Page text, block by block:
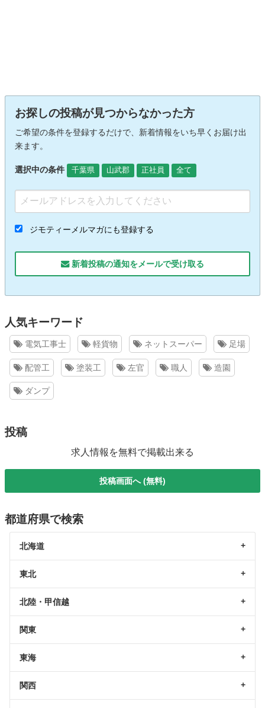
お探しの投稿が見つからなかった方
ご希望の条件を登録するだけで、新着情報をいち早くお届け出
来ます。
選択中の条件 千葉県 山武郡 正社員 全て
ジモティーメルマガにも登録する
新着投稿の通知をメールで受け取る
人気キーワード
電気工事士 軽貨物 ネットスーパー 足場
配管工 塗装工 左官 職人 造園
ダンプ
投稿
求人情報を無料で掲載出来る
投稿画面へ (無料)
都道府県で検索
北海道
東北
北陸・甲信越
関東
東海
関西